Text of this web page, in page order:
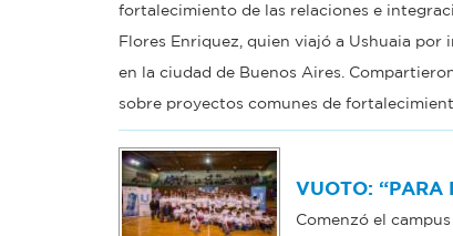
fortalecimiento de las relaciones e
Flores Enriquez, quien viajó a Ushuaia
en la ciudad de Buenos Aires.
sobre proyectos comunes de
VUOTO: “PARA
Comenzó el